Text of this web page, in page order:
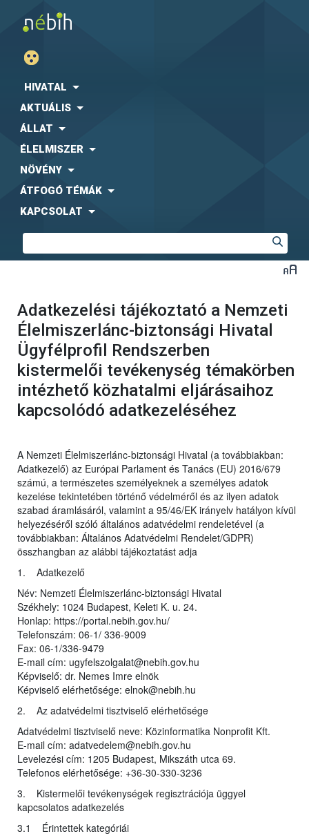
HIVATAL
AKTUÁLIS
ÁLLAT
ÉLELMISZER
NÖVÉNY
ÁTFOGÓ TÉMÁK
KAPCSOLAT
Adatkezelési tájékoztató a Nemzeti
Élelmiszerlánc-biztonsági Hivatal
Ügyfélprofil Rendszerben
kistermelői tevékenység témakörben
intézhető közhatalmi eljárásaihoz
kapcsolódó adatkezeléséhez
A Nemzeti Élelmiszerlánc-biztonsági Hivatal (a továbbiakban:
Adatkezelő) az Európai Parlament és Tanács (EU) 2016/679
számú, a természetes személyeknek a személyes adatok
kezelése tekintetében történő védelméről és az ilyen adatok
szabad áramlásáról, valamint a 95/46/EK irányelv hatályon kívül
helyezéséről szóló általános adatvédelmi rendeletével (a
továbbiakban: Általános Adatvédelmi Rendelet/GDPR)
összhangban az alábbi tájékoztatást adja
1. Adatkezelő
Név: Nemzeti Élelmiszerlánc-biztonsági Hivatal
Székhely: 1024 Budapest, Keleti K. u. 24.
Honlap: https://portal.nebih.gov.hu/
Telefonszám: 06-1/ 336-9009
Fax: 06-1/336-9479
E-mail cím: ugyfelszolgalat@nebih.gov.hu
Képviselő: dr. Nemes Imre elnök
Képviselő elérhetősége: elnok@nebih.hu
2. Az adatvédelmi tisztviselő elérhetősége
Adatvédelmi tisztviselő neve: Közinformatika Nonprofit Kft.
E-mail cím: adatvedelem@nebih.gov.hu
Levelezési cím: 1205 Budapest, Mikszáth utca 69.
Telefonos elérhetősége: +36-30-330-3236
3. Kistermelői tevékenységek regisztrációja üggyel
kapcsolatos adatkezelés
3.1 Érintettek kategóriái